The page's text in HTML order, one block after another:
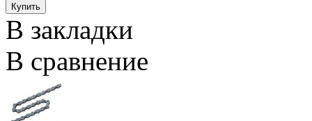
В закладки
В сравнение